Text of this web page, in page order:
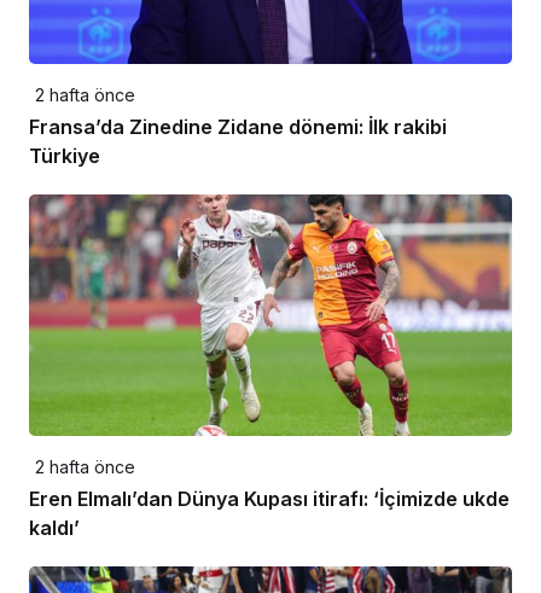
2 hafta önce
Fransa’da Zinedine Zidane dönemi: İlk rakibi
Türkiye
2 hafta önce
Eren Elmalı’dan Dünya Kupası itirafı: ‘İçimizde ukde
kaldı’